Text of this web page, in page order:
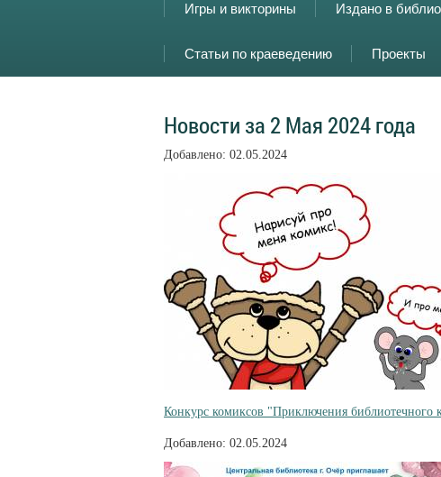
Игры и викторины Издано в
Статьи по краеведению Проекты
Новости за 2 Мая 2024 года
Добавлено: 02.05.2024
Конкурс комиксов "Приключения библиотечного
Добавлено: 02.05.2024